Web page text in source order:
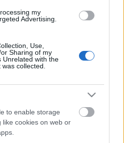
my
Advertising.
Use,
Sharing of my
Unrelated with the
collected.
to enable storage
like cookies on web or
Rodolfo
indulni a Csillag